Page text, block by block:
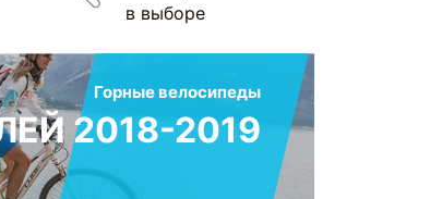
в выборе
Горные велосипеды
2018-2019